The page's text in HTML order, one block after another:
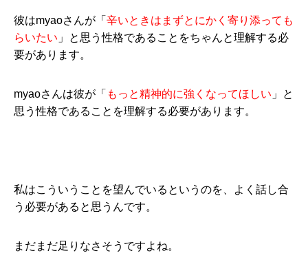
彼はmyaoさんが「 辛いときはまずとにかく寄り添っても
らいたい 」と思う性格であることをちゃんと理解する必
要があります。
myaoさんは彼が「 もっと精神的に強くなってほしい 」と
思う性格であることを理解する必要があります。
私はこういうことを望んでいるというのを、よく話し合
う必要があると思うんです。
まだまだ足りなさそうですよね。